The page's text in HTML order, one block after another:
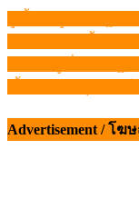
แนะแนว
เรื่อง
Advertisement / โฆ